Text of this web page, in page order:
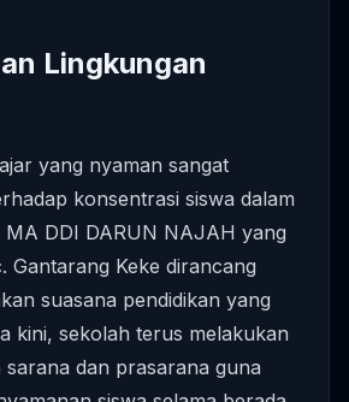
Lingkungan
yang nyaman sangat
konsentrasi siswa dalam
MA DDI DARUN NAJAH yang
Gantarang Keke dirancang
suasana pendidikan yang
kini, sekolah terus melakukan
sarana dan prasarana guna